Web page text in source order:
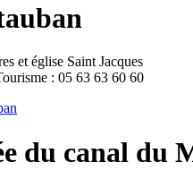
et église Saint Jacques
: 05 63 63 60 60
du canal du